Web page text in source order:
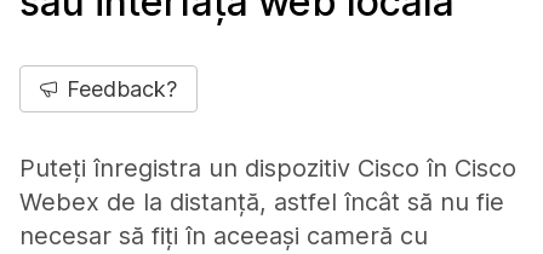
Feedback?
Puteți înregistra un dispozitiv Cisco în Cisco
Webex de la distanță, astfel încât să nu fie
necesar să fiți în aceeași cameră cu